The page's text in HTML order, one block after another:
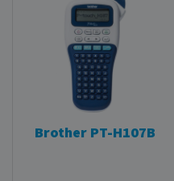
Brother PT-H107B